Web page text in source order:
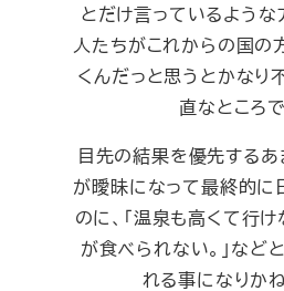
とだけ言っているような
人たちがこれからの国の
くんだっと思うとかなり
直なところで
目先の結果を優先するあ
が曖昧になって最終的に
のに、「温泉も高くて行け
が食べられない。」など
れる事になりか